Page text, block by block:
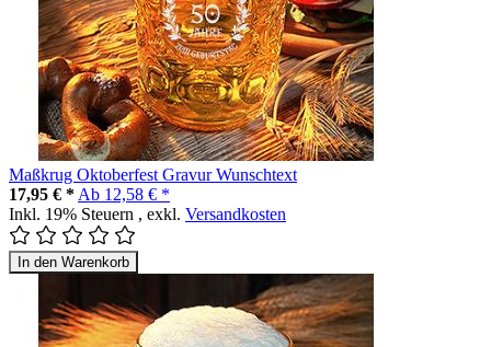
Maßkrug Oktoberfest Gravur Wunschtext
17,95 € * Ab 12,58 € *
Inkl. 19% Steuern , exkl. Versandkosten
In den Warenkorb